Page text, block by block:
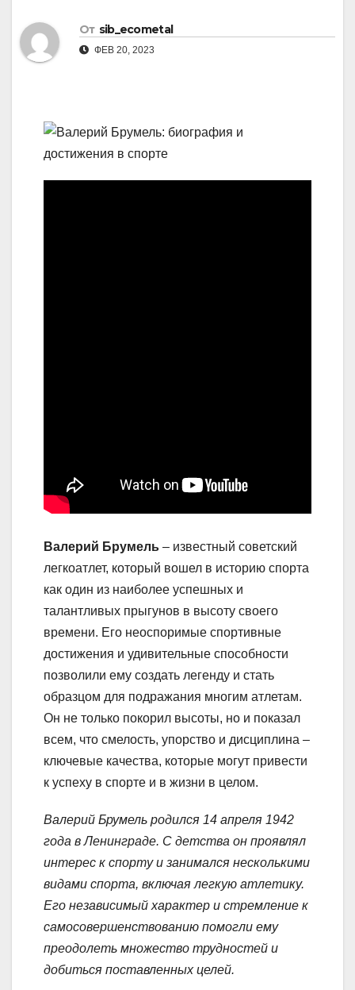
От sib_ecometal
ФЕВ 20, 2023
Валерий Брумель – известный советский
легкоатлет, который вошел в историю спорта
как один из наиболее успешных и
талантливых прыгунов в высоту своего
времени. Его неоспоримые спортивные
достижения и удивительные способности
позволили ему создать легенду и стать
образцом для подражания многим атлетам.
Он не только покорил высоты, но и показал
всем, что смелость, упорство и дисциплина –
ключевые качества, которые могут привести
к успеху в спорте и в жизни в целом.
Валерий Брумель родился 14 апреля 1942
года в Ленинграде. С детства он проявлял
интерес к спорту и занимался несколькими
видами спорта, включая легкую атлетику.
Его независимый характер и стремление к
самосовершенствованию помогли ему
преодолеть множество трудностей и
добиться поставленных целей.